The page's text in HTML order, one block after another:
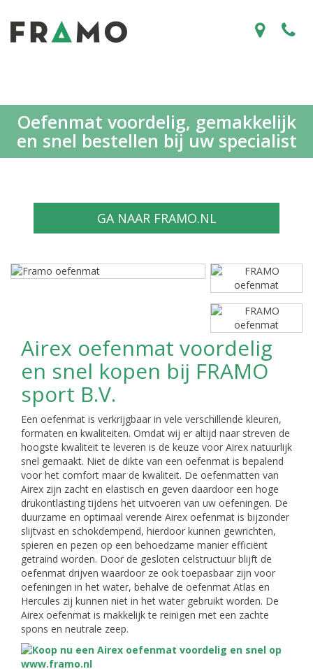
Oefenmat voordelig, gemakkelijk
en snel bestellen bij uw specialist
GA NAAR FRAMO.NL
Airex oefenmat voordelig
en snel kopen bij FRAMO
sport B.V.
Een oefenmat is verkrijgbaar in vele verschillende kleuren,
formaten en kwaliteiten. Omdat wij er altijd naar streven de
hoogste kwaliteit te leveren is de keuze voor Airex natuurlijk
snel gemaakt. Niet de dikte van een oefenmat is bepalend
voor het comfort maar de kwaliteit. De oefenmatten van
Airex zijn zacht en elastisch en geven daardoor een hoge
drukontlasting tijdens het uitvoeren van uw oefeningen. De
duurzame en optimaal verende Airex oefenmat is bijzonder
slijtvast en schokdempend, hierdoor kunnen gewrichten,
spieren en pezen op een behoedzame manier efficiënt
getraind worden. Door de gesloten celstructuur blijft de
oefenmat drijven waardoor ze ook toepasbaar zijn voor
oefeningen in het water, behalve de oefenmat Atlas en
Hercules zij kunnen niet in het water gebruikt worden. De
Airex oefenmat is makkelijk te reinigen met een zachte
spons en neutrale zeep.